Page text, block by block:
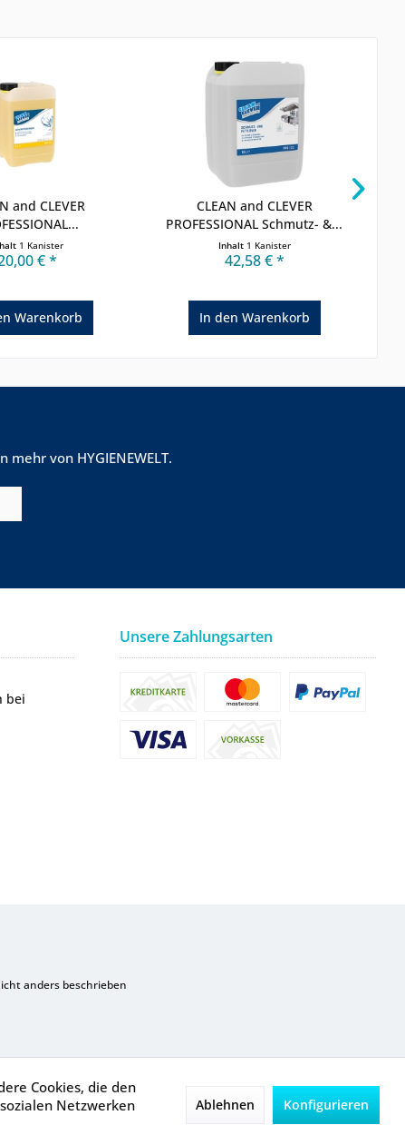
and CLEVER
1 Kanister
€ *
Warenkorb
CLEAN and CLEVER
PROFESSIONAL Schmutz- &...
Inhalt 1 Kanister
42,58 € *
In den Warenkorb
von HYGIENEWELT.
bei
Unsere Zahlungsarten
anders beschrieben
Cookies, die den
Netzwerken
Ablehnen Konfigurieren